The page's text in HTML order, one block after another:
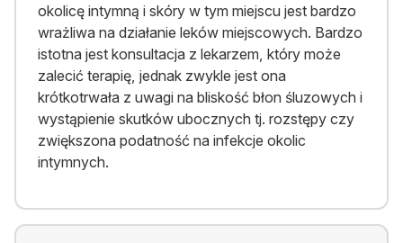
okolicę intymną i skóry w tym miejscu jest bardzo
wrażliwa na działanie leków miejscowych. Bardzo
istotna jest konsultacja z lekarzem, który może
zalecić terapię, jednak zwykle jest ona
krótkotrwała z uwagi na bliskość błon śluzowych i
wystąpienie skutków ubocznych tj. rozstępy czy
zwiększona podatność na infekcje okolic
intymnych.